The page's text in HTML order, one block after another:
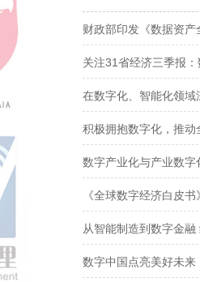
财政部印发《数据资
关注31省经济三季报
在数字化、智能化领
积极拥抱数字化，推
数字产业化与产业数
《全球数字经济白皮
从智能制造到数字金
数字中国点亮美好未来